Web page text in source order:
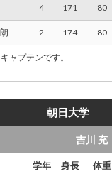
4 171 80
2 174 80
ャプテンです。
朝日大学
吉川 充
学年 身長 体重